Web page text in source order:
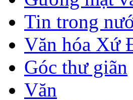
Tin trong
Văn hóa Xứ
Góc thư giãn
Văn